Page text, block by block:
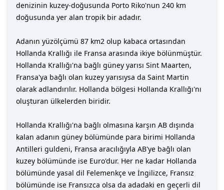
denizinin kuzey-doğusunda Porto Riko'nun 240 km
doğusunda yer alan tropik bir adadır.
Adanın yüzölçümü 87 km2 olup kabaca ortasından
Hollanda Krallığı ile Fransa arasında ikiye bölünmüştür.
Hollanda Krallığı'na bağlı güney yarısı Sint Maarten,
Fransa'ya bağlı olan kuzey yarısıysa da Saint Martin
olarak adlandırılır. Hollanda bölgesi Hollanda Krallığı'nı
oluşturan ülkelerden biridir.
Hollanda Krallığı'na bağlı olmasına karşın AB dışında
kalan adanın güney bölümünde para birimi Hollanda
Antilleri guldeni, Fransa aracılığıyla AB'ye bağlı olan
kuzey bölümünde ise Euro'dur. Her ne kadar Hollanda
bölümünde yasal dil Felemenkçe ve İngilizce, Fransız
bölümünde ise Fransızca olsa da adadaki en geçerli dil